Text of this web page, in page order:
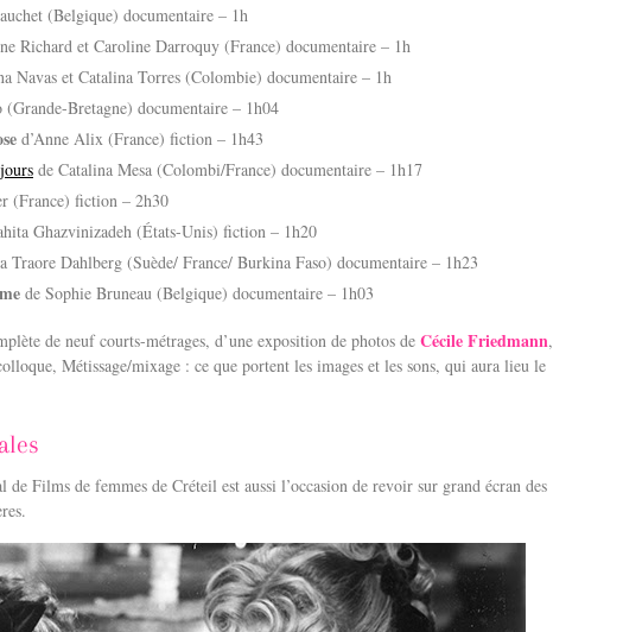
(Belgique) documentaire – 1h
Richard et Caroline Darroquy (France) documentaire – 1h
Navas et Catalina Torres (Colombie) documentaire – 1h
(Grande-Bretagne) documentaire – 1h04
d’Anne Alix (France) fiction – 1h43
de Catalina Mesa (Colombi/France) documentaire – 1h17
(France) fiction – 2h30
Ghazvinizadeh (États-Unis) fiction – 1h20
Traore Dahlberg (Suède/ France/ Burkina Faso) documentaire – 1h23
de Sophie Bruneau (Belgique) documentaire – 1h03
de neuf courts-métrages, d’une exposition de photos de Cécile Friedmann,
Métissage/mixage : ce que portent les images et les sons, qui aura lieu le
Films de femmes de Créteil est aussi l’occasion de revoir sur grand écran des